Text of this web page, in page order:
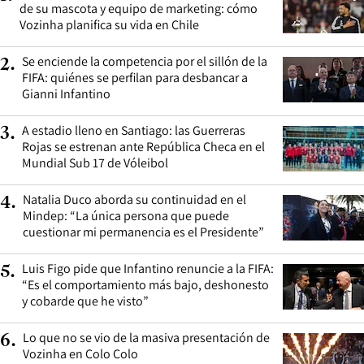
de su mascota y equipo de marketing: cómo
Vozinha planifica su vida en Chile
2. Se enciende la competencia por el sillón de la
FIFA: quiénes se perfilan para desbancar a
Gianni Infantino
3. A estadio lleno en Santiago: las Guerreras
Rojas se estrenan ante República Checa en el
Mundial Sub 17 de Vóleibol
4. Natalia Duco aborda su continuidad en el
Mindep: “La única persona que puede
cuestionar mi permanencia es el Presidente”
5. Luis Figo pide que Infantino renuncie a la FIFA:
“Es el comportamiento más bajo, deshonesto
y cobarde que he visto”
6. Lo que no se vio de la masiva presentación de
Vozinha en Colo Colo